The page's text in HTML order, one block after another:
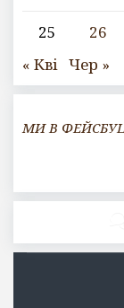
25
26
« Кві Чер »
МИ В